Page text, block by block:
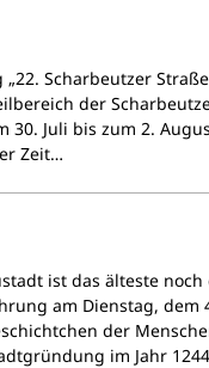
Scharbeutzer
der
30. Juli bis zum 2.
Zeit…
ist das älteste
am Dienstag, dem
der
im Jahr